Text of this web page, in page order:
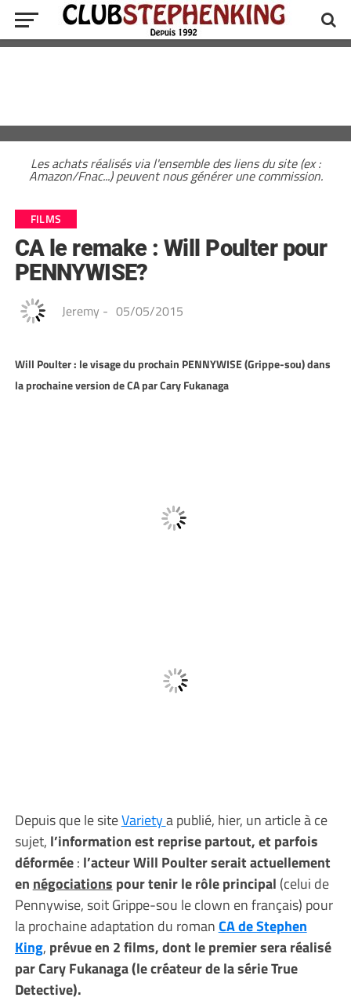
Les achats réalisés via l'ensemble des liens du site (ex :
Amazon/Fnac...) peuvent nous générer une commission.
FILMS
CA le remake : Will Poulter pour
PENNYWISE?
Jeremy - 05/05/2015
Will Poulter : le visage du prochain PENNYWISE (Grippe-sou) dans
la prochaine version de CA par Cary Fukanaga
Depuis que le siteVarietya publié, hier, un article à ce
sujet, l’information est reprise partout, et parfois
déformée: l’acteur Will Poulter serait actuellement
en négociations pour tenir le rôle principal (celui de
Pennywise, soit Grippe-sou le clown en français) pour
la prochaine adaptation du romanCA de Stephen
King, prévue en 2 films, dont le premier sera réalisé
par Cary Fukanaga (le créateur de la série True
Detective).